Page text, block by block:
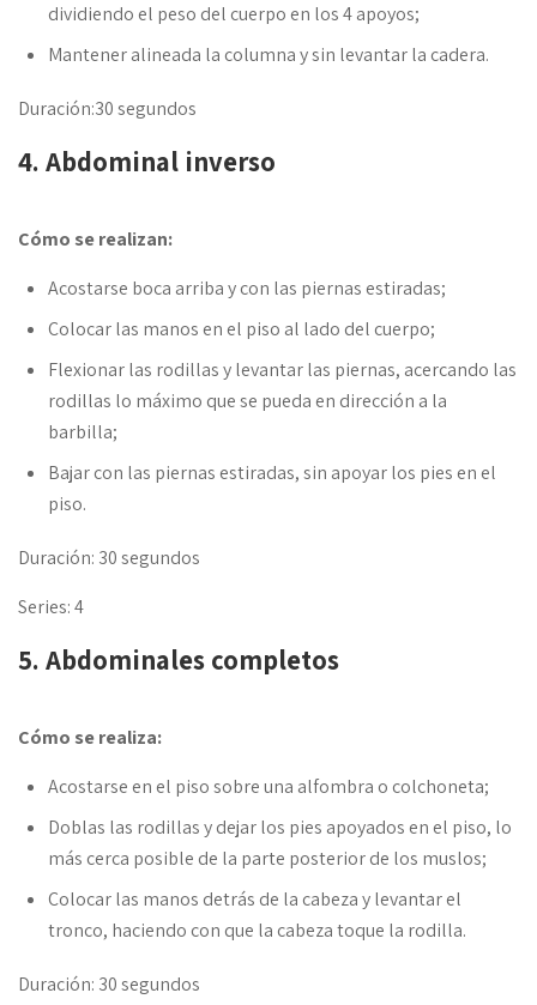
dividiendo el peso del cuerpo en los 4 apoyos;
Mantener alineada la columna y sin levantar la cadera.
Duración:30 segundos
4. Abdominal inverso
Cómo se realizan:
Acostarse boca arriba y con las piernas estiradas;
Colocar las manos en el piso al lado del cuerpo;
Flexionar las rodillas y levantar las piernas, acercando las
rodillas lo máximo que se pueda en dirección a la
barbilla;
Bajar con las piernas estiradas, sin apoyar los pies en el
piso.
Duración: 30 segundos
Series: 4
5. Abdominales completos
Cómo se realiza:
Acostarse en el piso sobre una alfombra o colchoneta;
Doblas las rodillas y dejar los pies apoyados en el piso, lo
más cerca posible de la parte posterior de los muslos;
Colocar las manos detrás de la cabeza y levantar el
tronco, haciendo con que la cabeza toque la rodilla.
Duración: 30 segundos